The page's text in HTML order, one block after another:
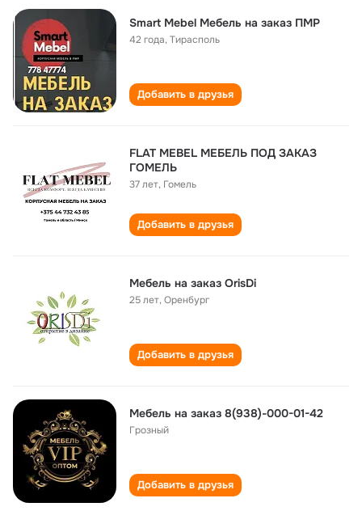
Smart Mebel Мебель на заказ ПМР
42 года,Тирасполь
Добавить в друзья
FLAT MEBEL МЕБЕЛЬ ПОД ЗАКАЗ
ГОМЕЛЬ
37 лет, Гомель
Добавить в друзья
Мебель на заказ OrisDi
25 лет,Оренбург
Добавить в друзья
Мебель на заказ 8(938)-000-01-42
Грозный
Добавить в друзья